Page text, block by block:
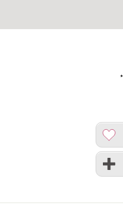
Dodaj
listu
želja